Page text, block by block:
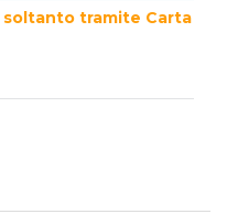
tramite Carta